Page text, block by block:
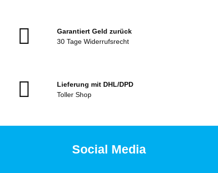
Garantiert Geld zurück
30 Tage Widerrufsrecht
Lieferung mit DHL/DPD
Toller Shop
Social Media